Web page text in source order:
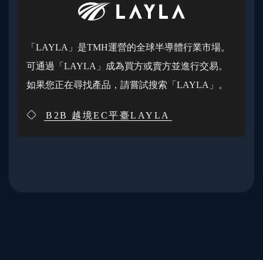
「LAYLA」是TMH運營的全球半導體行業市場。
可通過「LAYLA」成為買方或賣方並進行交易。
如果您正在尋找產品，請嘗試搜索「LAYLA」。
B2B 越境EC平臺LAYLA